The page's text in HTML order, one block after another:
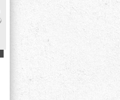
Análisis de
Liga
23/24: